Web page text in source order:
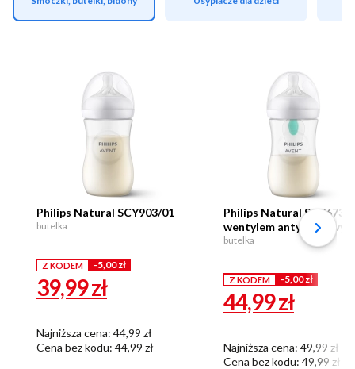
Philips Natural SCY903/01
butelka
Z KODEM -5,00 zł
39,99zł
Najniższa cena: 44,99 zł
Cena bez kodu: 44,99 zł
Philips Natural SCY673/
wentylem antykolkowym
butelka
Z KODEM -5,00 zł
44,99zł
Najniższa cena: 49,99 zł
Cena bez kodu: 49,99 zł